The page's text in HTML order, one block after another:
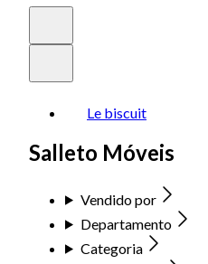
Le biscuit
Salleto Móveis
Vendido por
Departamento
Categoria